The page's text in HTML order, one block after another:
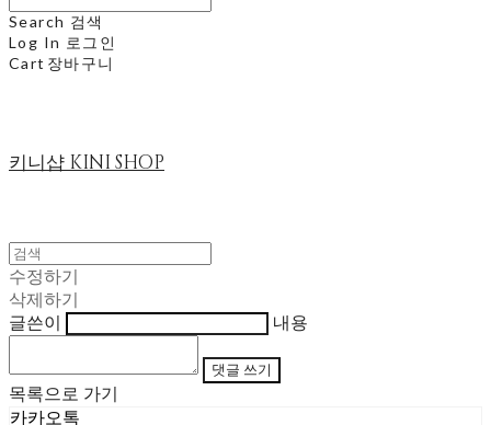
Search 검색
Log In 로그인
Cart 장바구니
키니샵 KINI SHOP
수정하기
삭제하기
글쓴이
내용
댓글 쓰기
목록으로 가기
카카오톡